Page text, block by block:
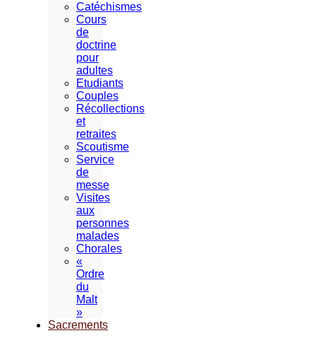
Catéchismes
Cours
de
doctrine
pour
adultes
Etudiants
Couples
Récollections
et
retraites
Scoutisme
Service
de
messe
Visites
aux
personnes
malades
Chorales
«
Ordre
du
Malt
»
Sacrements